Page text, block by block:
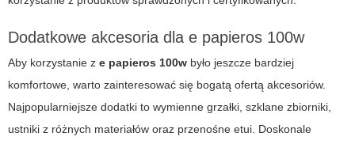
Dodatkowe akcesoria dla e papieros 100w
Aby korzystanie z e papieros 100w było jeszcze bardziej
komfortowe, warto zainteresować się bogatą ofertą akcesoriów.
Najpopularniejsze dodatki to wymienne grzałki, szklane zbiorniki,
ustniki z różnych materiałów oraz przenośne etui. Doskonale